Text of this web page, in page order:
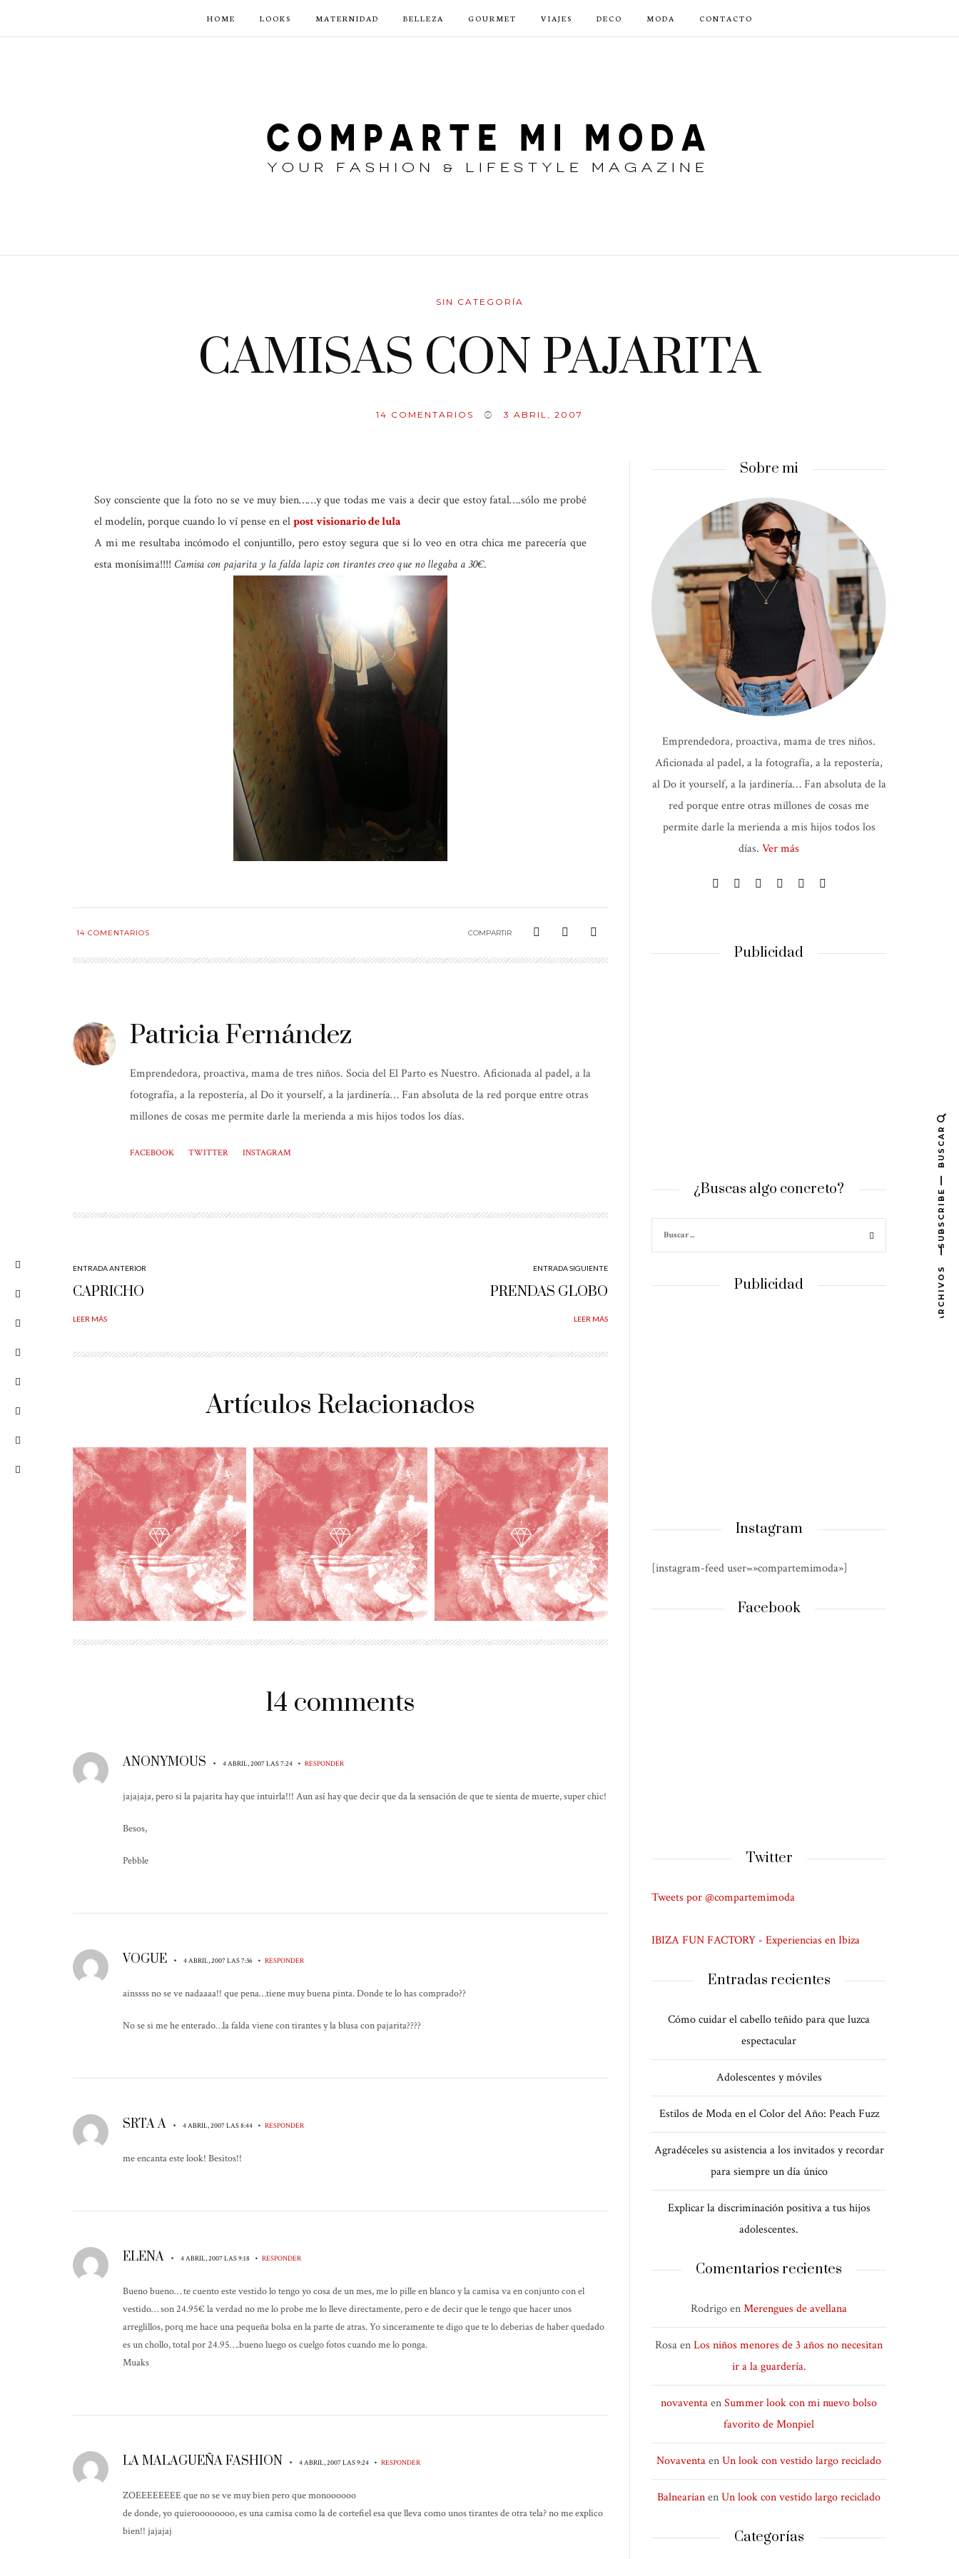
HOME LOOKS MATERNIDAD BELLEZA GOURMET VIAJES DECO MODA CONTACTO
SIN CATEGORÍA
CAMISAS CON PAJARITA
14 COMENTARIOS 3 ABRIL, 2007
Soy consciente que la foto no se ve muy bien……y que todas me vais a decir que estoy fatal….sólo me probé
el modelín, porque cuando lo ví pense en elpost visionario de lula
A mi me resultaba incómodo el conjuntillo, pero estoy segura que si lo veo en otra chica me parecería que
esta monísima!!!! Camisa con pajarita y la falda lapiz con tirantes creo que no llegaba a 30€.
14 COMENTARIOS COMPARTIR
Patricia Fernández
Emprendedora, proactiva, mama de tres niños. Socia del El Parto es Nuestro. Aficionada al padel, a la
fotografía, a la repostería, al Do it yourself, a la jardinería… Fan absoluta de la red porque entre otras
millones de cosas me permite darle la merienda a mis hijos todos los días.
FACEBOOK TWITTER INSTAGRAM
ENTRADA ANTERIOR
CAPRICHO
LEER MÁS
ENTRADA SIGUIENTE
PRENDAS GLOBO
LEER MÁS
Artículos Relacionados
14 comments
ANONYMOUS • 4 ABRIL, 2007 LAS 7:24 • RESPONDER
jajajaja, pero si la pajarita hay que intuirla!!! Aun así hay que decir que da la sensación de que te sienta de muerte, super chic!
Besos,
Pebble
VOGUE • 4 ABRIL, 2007 LAS 7:36 • RESPONDER
ainssss no se ve nadaaaa!! que pena…tiene muy buena pinta. Donde te lo has comprado??
No se si me he enterado…la falda viene con tirantes y la blusa con pajarita????
SRTA A • 4 ABRIL, 2007 LAS 8:44 • RESPONDER
me encanta este look! Besitos!!
ELENA • 4 ABRIL, 2007 LAS 9:18 • RESPONDER
Bueno bueno… te cuento este vestido lo tengo yo cosa de un mes, me lo pille en blanco y la camisa va en conjunto con el
vestido… son 24.95€ la verdad no me lo probe me lo lleve directamente, pero e de decir que le tengo que hacer unos
arreglillos, porq me hace una pequeña bolsa en la parte de atras. Yo sinceramente te digo que te lo deberias de haber quedado
es un chollo, total por 24.95….bueno luego os cuelgo fotos cuando me lo ponga.
Muaks
LA MALAGUEÑA FASHION • 4 ABRIL, 2007 LAS 9:24 • RESPONDER
ZOEEEEEEEE que no se ve muy bien pero que monoooooo
de donde, yo quieroooooooo, es una camisa como la de cortefiel esa que lleva como unos tirantes de otra tela? no me explico
bien!! jajajaj
Sobre mi
Emprendedora, proactiva, mama de tres niños.
Aficionada al padel, a la fotografía, a la repostería,
al Do it yourself, a la jardinería… Fan absoluta de la
red porque entre otras millones de cosas me
permite darle la merienda a mis hijos todos los
días. Ver más
Publicidad
¿Buscas algo concreto?
Publicidad
Instagram
[instagram-feed user=»compartemimoda»]
Facebook
Twitter
Tweets por @compartemimoda
IBIZA FUN FACTORY - Experiencias en Ibiza
Entradas recientes
Cómo cuidar el cabello teñido para que luzca
espectacular
Adolescentes y móviles
Estilos de Moda en el Color del Año: Peach Fuzz
Agradéceles su asistencia a los invitados y recordar
para siempre un día único
Explicar la discriminación positiva a tus hijos
adolescentes.
Comentarios recientes
RodrigoenMerengues de avellana
RosaenLos niños menores de 3 años no necesitan
ir a la guardería.
novaventaenSummer look con mi nuevo bolso
favorito de Monpiel
NovaventaenUn look con vestido largo reciclado
BalnearianenUn look con vestido largo reciclado
Categorías
BUSCAR
SUBSCRIBE
ARCHIVOS